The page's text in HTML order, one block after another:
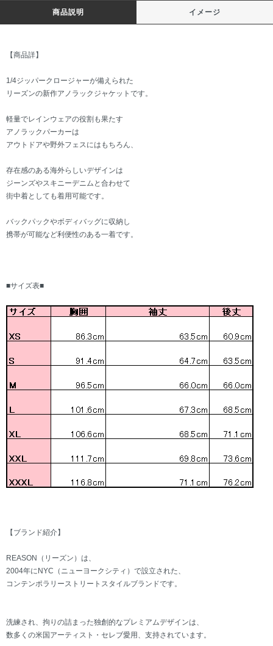
商品説明 イメージ
【商品詳】
1/4ジッパークロージャーが備えられた
リーズンの新作アノラックジャケットです。
軽量でレインウェアの役割も果たす
アノラックパーカーは
アウトドアや野外フェスにはもちろん、
存在感のある海外らしいデザインは
ジーンズやスキニーデニムと合わせて
街中着としても着用可能です。
バックパックやボディバッグに収納し
携帯が可能など利便性のある一着です。
■サイズ表■
【ブランド紹介】
REASON（リーズン）は、
2004年にNYC（ニューヨークシティ）で設立された、
コンテンポラリーストリートスタイルブランドです。
洗練され、拘りの詰まった独創的なプレミアムデザインは、
数多くの米国アーティスト・セレブ愛用、支持されています。